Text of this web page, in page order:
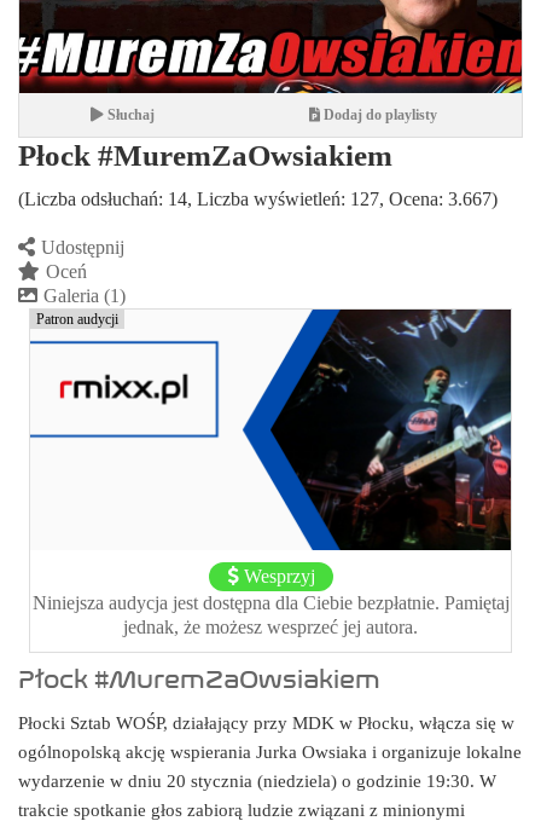
Słuchaj Dodaj do playlisty
Płock #MuremZaOwsiakiem
(Liczba odsłuchań: 14, Liczba wyświetleń: 127, Ocena: 3.667)
Udostępnij
Oceń
Galeria (1)
Patron audycji
Wesprzyj
Niniejsza audycja jest dostępna dla Ciebie bezpłatnie. Pamiętaj
jednak, że możesz wesprzeć jej autora.
Płock #MuremZaOwsiakiem
Płocki Sztab WOŚP, działający przy MDK w Płocku, włącza się w
ogólnopolską akcję wspierania Jurka Owsiaka i organizuje lokalne
wydarzenie w dniu 20 stycznia (niedziela) o godzinie 19:30. W
trakcie spotkanie głos zabiorą ludzie związani z minionymi